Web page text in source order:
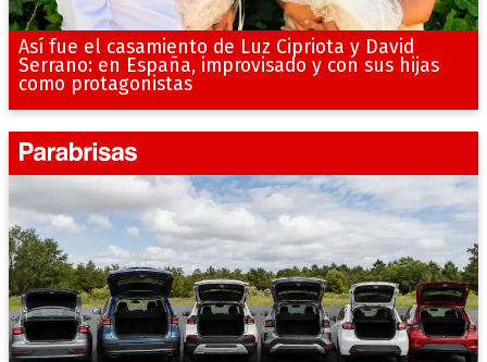
Así fue el casamiento de Luz Cipriota y David
Serrano: en España, improvisado y con sus hijas
como protagonistas